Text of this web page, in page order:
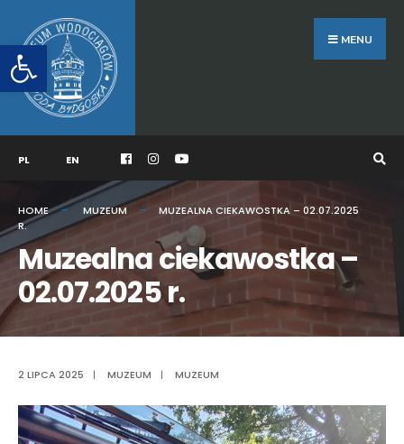
Otwórz pasek narzędzi
to
content
MENU
PL EN
HOME MUZEUM
MUZEALNA CIEKAWOSTKA – 02.07.2025
R.
Muzealna ciekawostka –
02.07.2025 r.
2 LIPCA 2025 | MUZEUM | MUZEUM
for: